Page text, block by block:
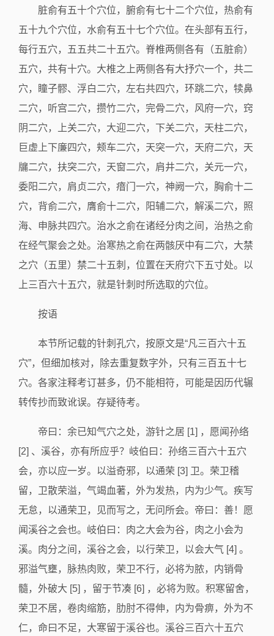
脏俞有五十个穴位，腑俞有七十二个穴位，热俞有
五十九个穴位，水俞有五十七个穴位。在头部有五行，
每行五穴，五五共二十五穴。脊椎两侧各有（五脏俞）
五穴，共有十穴。大椎之上两侧各有大抒穴一个，共二
穴，瞳子髎、浮白二穴，左右共四穴，环跳二穴，犊鼻
二穴，听宫二穴，攒竹二穴，完骨二穴，风府一穴，窍
阴二穴，上关二穴，大迎二穴，下关二穴，天柱二穴，
巨虚上下廉四穴，颊车二穴，天突一穴，天府二穴，天
牖二穴，扶突二穴，天窗二穴，肩井二穴，关元一穴，
委阳二穴，肩贞二穴，瘖门一穴，神阙一穴，胸俞十二
穴，背俞二穴，膺俞十二穴，阳辅二穴，解溪二穴，照
海、申脉共四穴。治水之俞在诸经分肉之间，治热之俞
在经气聚会之处。治寒热之俞在两骸厌中有二穴，大禁
之穴（五里）禁二十五刺，位置在天府穴下五寸处。以
上三百六十五穴，就是针刺时所选取的穴位。
按语
本节所记载的针刺孔穴，按原文是“凡三百六十五
穴”，但细加核对，除去重复数字外，只有三百五十七
穴。各家注释考订甚多，仍不能相符，可能是因历代辗
转传抄而致讹误。存疑待考。
帝曰：余已知气穴之处，游针之居 [1] ，愿闻孙络
[2] 、溪谷，亦有所应乎？岐伯曰：孙络三百六十五穴
会，亦以应一岁。以溢奇邪，以通荣 [3] 卫。荣卫稽
留，卫散荣溢，气竭血著，外为发热，内为少气。疾写
无怠，以通荣卫，见而写之，无问所会。帝曰：善！愿
闻溪谷之会也。岐伯曰：肉之大会为谷，肉之小会为
溪。肉分之间，溪谷之会，以行荣卫，以会大气 [4] 。
邪溢气壅，脉热肉败，荣卫不行，必将为脓，内销骨
髓，外破大 [5] ，留于节凑 [6] ，必将为败。积寒留舍，
荣卫不居，卷肉缩筋，肋肘不得伸，内为骨痹，外为不
仁，命曰不足，大寒留于溪谷也。溪谷三百六十五穴